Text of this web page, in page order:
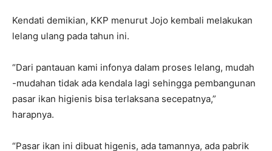
Kendati demikian, KKP menurut Jojo kembali melakukan
lelang ulang pada tahun ini.
“Dari pantauan kami infonya dalam proses lelang, mudah
-mudahan tidak ada kendala lagi sehingga pembangunan
pasar ikan higienis bisa terlaksana secepatnya,”
harapnya.
“Pasar ikan ini dibuat higenis, ada tamannya, ada pabrik